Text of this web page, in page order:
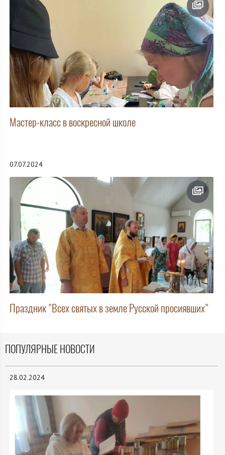
Мастер-класс в воскресной школе
07.07.2024
Праздник "Всех святых в земле Русской просиявших"
ПОПУЛЯРНЫЕ НОВОСТИ
28.02.2024